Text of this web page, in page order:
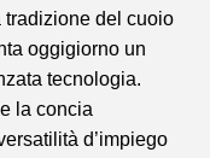
tradizione del cuoio
oggigiorno un
tecnologia.
la concia
d’impiego